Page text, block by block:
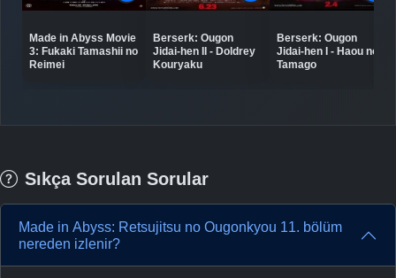
Made in Abyss Movie
3: Fukaki Tamashii no
Reimei
Berserk: Ougon
Jidai-hen II - Doldrey
Kouryaku
Berserk: Ougon
Jidai-hen I - Haou no
Tamago
Sıkça Sorulan Sorular
Made in Abyss: Retsujitsu no Ougonkyou 11. bölüm
nereden izlenir?